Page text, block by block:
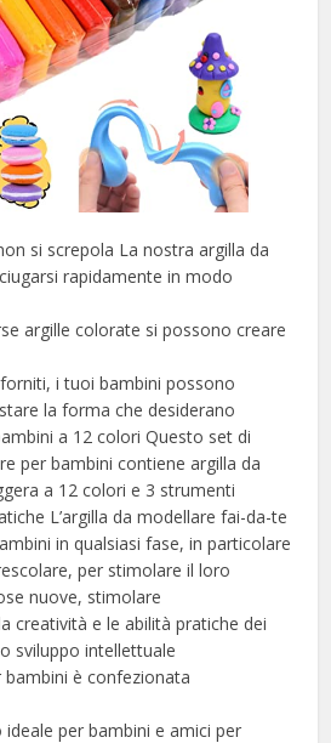
si screpola La nostra argilla da
rapidamente in modo
argille colorate si possono creare
i tuoi bambini possono
la forma che desiderano
a 12 colori Questo set di
per bambini contiene argilla da
a 12 colori e 3 strumenti
L’argilla da modellare fai-da-te
in qualsiasi fase, in particolare
per stimolare il loro
nuove, stimolare
creatività e le abilità pratiche dei
sviluppo intellettuale
bambini è confezionata
ideale per bambini e amici per